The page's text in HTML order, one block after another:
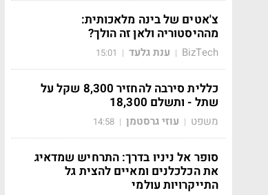
צ'אטים של בינה מלאכותית:
מההיסטוריה ולאן זה הולך?
BizTech
| ענת גלעד |
15:01
כללית סירבה להחזיר 8,300 שקל על
שתל - ותשלם 18,300
משפט | עוזי גרסטמן |
14:58
סופר אל ניניו בדרך: התרחיש שמדאיג
את הכלכלנים ומאיים להצית גל
התייקרויות עולמי